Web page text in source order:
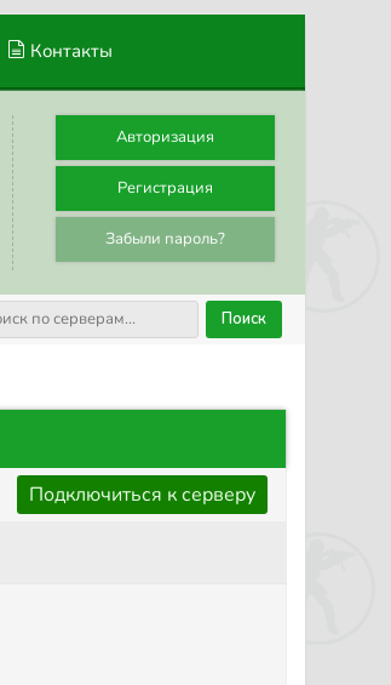
Контакты
Авторизация
Регистрация
Забыли пароль?
Поиск
Подключиться к серверу